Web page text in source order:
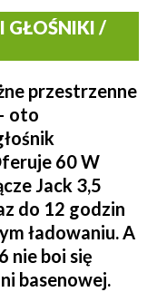
GŁOŚNIKI /
przestrzenne
oto
60 W
Jack 3,5
do 12 godzin
ładowaniu. A
nie boi się
basenowej.